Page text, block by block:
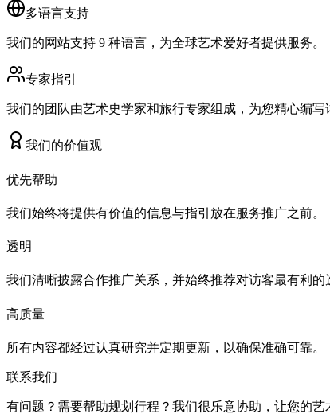
多语言支持
我们的网站支持 9 种语言，为全球艺术爱好者提供服务。
专家指引
我们的团队由艺术史学家和旅行专家组成，为您精心编
我们的价值观
优先帮助
我们始终将提供有价值的信息与指引放在服务推广之前。
透明
我们清晰披露合作推广关系，并始终推荐对访客最有利的
高质量
所有内容都经过认真研究并定期更新，以确保准确可靠。
联系我们
有问题？需要帮助规划行程？我们很乐意协助，让您的艺